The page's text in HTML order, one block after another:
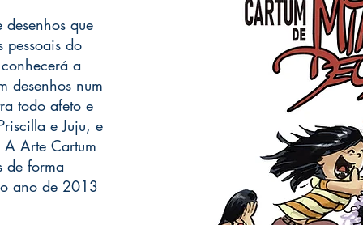
que
pessoais do
a
desenhos num
todo afeto e
e Juju, e
Arte Cartum
de forma
ano de 2013